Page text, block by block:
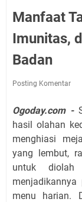
Manfaat
Imunitas,
Badan
Posting Komentar
Ogoday.com -
hasil olahan
menghiasi
yang lembut,
untuk diolah
menu harian.